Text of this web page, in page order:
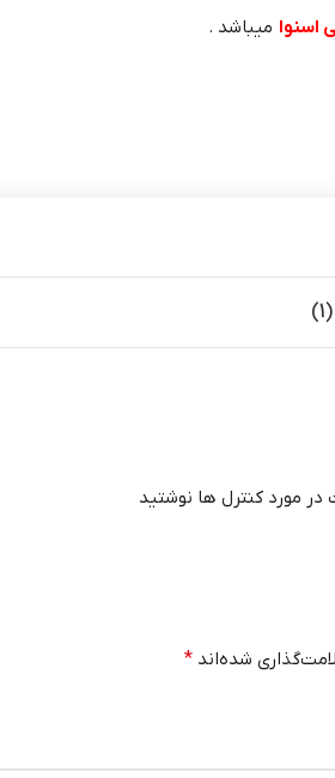
اسنوا میباشد .
مورد کنترل ها نوشتید
شده‌اند *